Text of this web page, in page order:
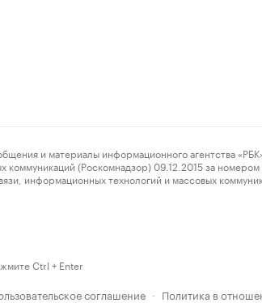
материалы информационного агентства «РБК»
(Роскомнадзор) 09.12.2015 за
информационных технологий и массовых
Ctrl + Enter
соглашение · Политика в